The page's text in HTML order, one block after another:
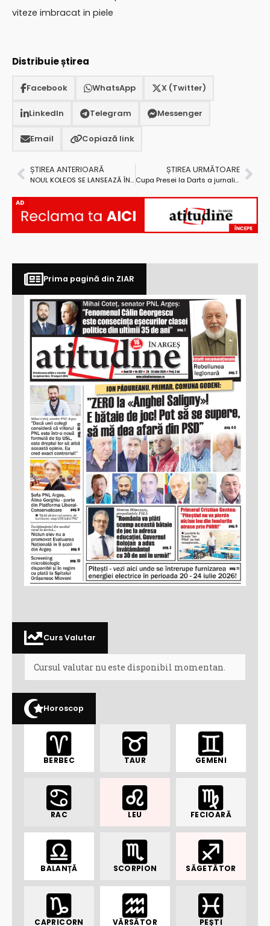
viteze imbracat in piele
Distribuie știrea
Facebook WhatsApp X (Twitter)
LinkedIn Telegram Messenger
Email Copiază link
ȘTIREA ANTERIOARĂ
NOUL KOLEOS SE LANSEAZĂ ÎN ROMÂNIA: COMBINAȚIA PERFECTĂ ÎNTRE STIL ROBUST, ELEGANȚĂ ȘI CONFORT RAFINAT
ȘTIREA URMĂTOARE
Cupa Presei la Darts a jurnaliștilor argeșeni a avut loc pentru prima dată la Mioveni
AD
Prima pagină din ZIAR
Curs Valutar
Cursul valutar nu este disponibil momentan.
Horoscop
BERBEC TAUR GEMENI
RAC LEU FECIOARĂ
BALANȚĂ SCORPION SĂGETĂTOR
CAPRICORN VĂRSĂTOR PEȘTI